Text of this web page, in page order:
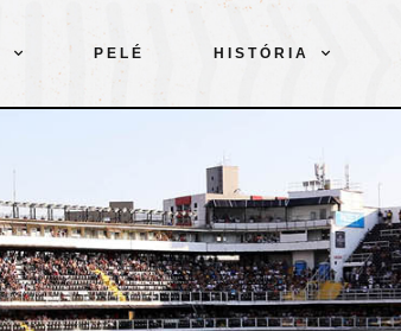
PELÉ HISTÓRIA
CLUBE